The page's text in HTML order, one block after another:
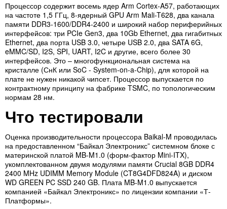
Процессор содержит восемь ядер Arm Cortex-A57, работающих
на частоте 1,5 ГГц, 8-ядерный GPU Arm Mali-T628, два канала
памяти DDR3-1600/DDR4-2400 и широкий набор периферийных
интерфейсов: три PCIe Gen3, два 10Gb Ethernet, два гигабитных
Ethernet, два порта USB 3.0, четыре USB 2.0, два SATA 6G,
eMMC/SD, I2S, SPI, UART, I2C и другие, всего более 30
интерфейсов. Это – многофункциональная система на
кристалле (СнК или SoC - System-on-a-Chip), для которой на
плате не нужен никакой чипсет. Процессор выпускается по
контрактному принципу на фабрике TSMC, по топологическим
нормам 28 нм.
Что тестировали
Оценка производительности процессора Baikal-M проводилась
на предоставленном “Байкал Электроникс” системном блоке с
материнской платой MB-M1.0 (форм-фактор Mini-ITX),
укомплектованном двумя модулями памяти Crucial 8GB DDR4
2400 MHz UDIMM Memory Module (CT8G4DFD824A) и диском
WD GREEN PC SSD 240 GB. Плата MB-M1.0 выпускается
компанией «Байкал Электроникс» по лицензии компании «Т-
Платформы».